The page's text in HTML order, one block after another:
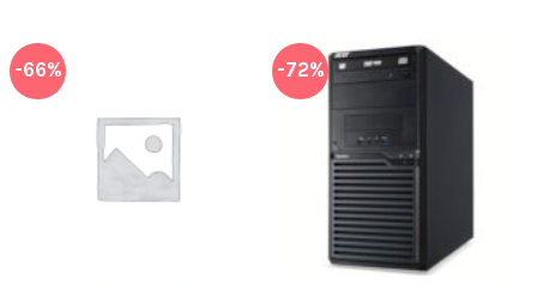
-66% -72%